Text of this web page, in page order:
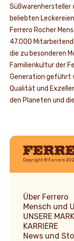
Süßwarenhersteller
beliebten
Ferrero Rocher
47.000
die zu besonderen
Familienkultur der
Generation geführt
Qualität und
den Planeten und
Ferrero
Copyright © Ferrero
Über Ferrero
Mensch und
UNSERE
KARRIERE
News und